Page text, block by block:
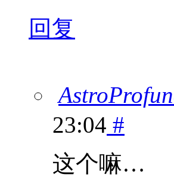
回复
23:04 #
这个嘛…